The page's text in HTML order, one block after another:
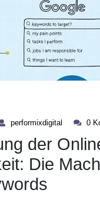
performixdigital 0
der
Die